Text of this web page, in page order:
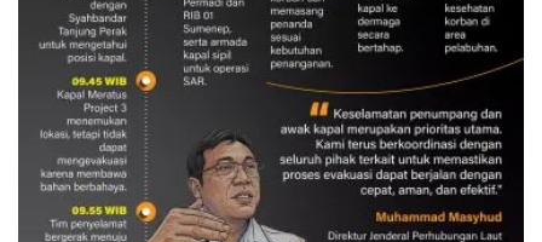
Evakuasi korban kebakaran KM
Mutiara Sentosa 2